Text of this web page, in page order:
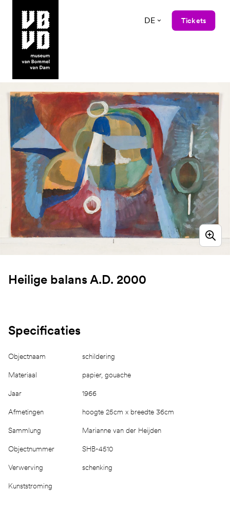
museum van Bommel van Dam
DE Tickets
Heilige balans A.D. 2000
Specificaties
Objectnaam schildering
Materiaal papier, gouache
Jaar 1966
Afmetingen hoogte 25cm x breedte 36cm
Sammlung Marianne van der Heijden
Objectnummer SHB-4510
Verwerving schenking
Kunststroming